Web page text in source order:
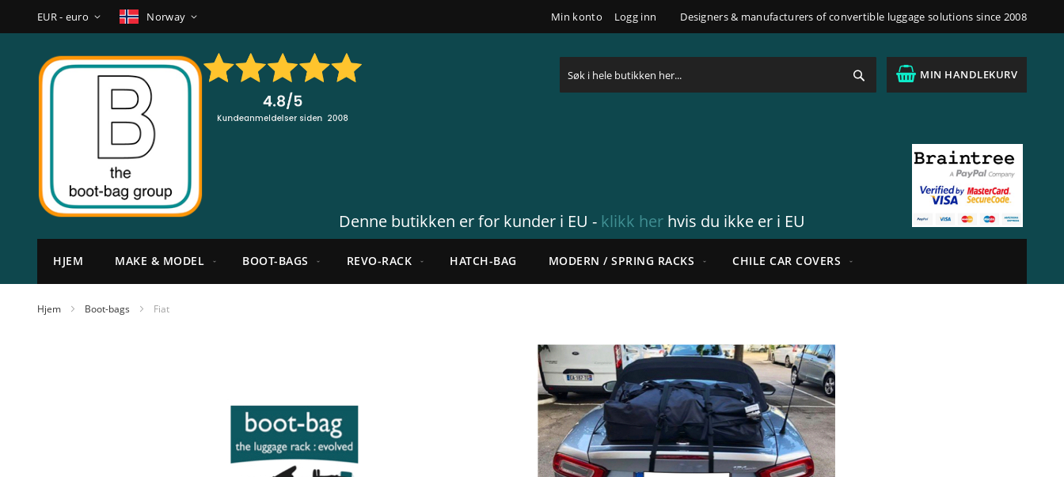
Min konto Logg inn Designers & manufacturers of convertible luggage solutions since 2008
Hopp
til
Valuta
EUR - euro Språk Norway
MIN HANDLEKURV
Denne butikken er for kunder i EU - klikk her hvis du ikke er i EU
HJEM MAKE & MODEL BOOT-BAGS REVO-RACK HATCH-BAG MODERN / SPRING RACKS CHILE CAR COVERS
Hjem Boot-bags Fiat